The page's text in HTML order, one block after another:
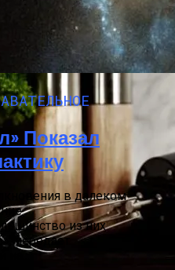
Придумали Способ
От Пластика
Показал
в далеком
из них
передает
на...